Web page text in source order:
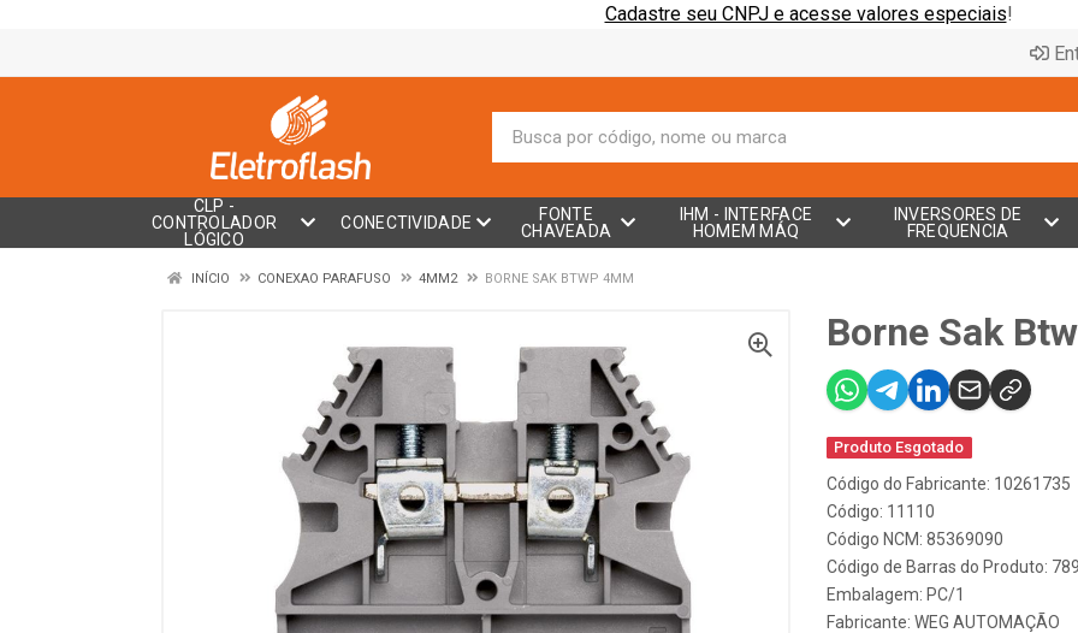
Cadastre seu CNPJ e acesse valores especiais!
CLP -
CONTROLADOR
LÓGICO
CONECTIVIDADE
FONTE
CHAVEADA
IHM - INTERFACE
HOMEM MÁQ
INVERSORES DE
FREQUENCIA
INÍCIO CONEXAO PARAFUSO 4MM2 BORNE SAK BTWP 4MM
Borne Sak
Produto Esgotado
Código do Fabricante: 10261735
Código: 11110
Código NCM: 85369090
Código de Barras do Produto:
Embalagem: PC/1
Fabricante: WEG AUTOMAÇÃO